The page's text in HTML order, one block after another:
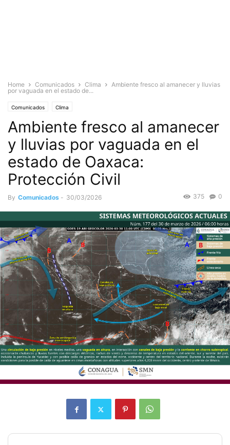
Home Comunicados Clima
Ambiente fresco al amanecer y lluvias
por vaguada en el estado de...
Comunicados Clima
Ambiente fresco al amanecer
y lluvias por vaguada en el
estado de Oaxaca:
Protección Civil
By Comunicados - 30/03/2026 0
375